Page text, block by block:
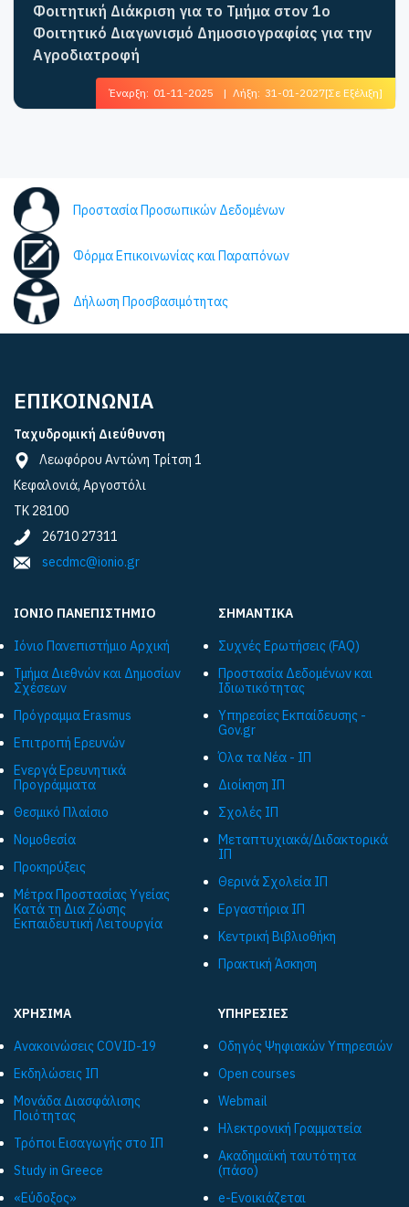
Φοιτητική Διάκριση για το Τμήμα στον 1ο
Φοιτητικό Διαγωνισμό Δημοσιογραφίας για την
Αγροδιατροφή
Έναρξη: 01-11-2025 | Λήξη: 31-01-2027[Σε Εξέλιξη]
Προστασία Προσωπικών Δεδομένων
Φόρμα Επικοινωνίας και Παραπόνων
Δήλωση Προσβασιμότητας
ΕΠΙΚΟΙΝΩΝΙΑ
Ταχυδρομική Διεύθυνση
Λεωφόρου Αντώνη Τρίτση 1
Κεφαλονιά, Αργοστόλι
ΤΚ 28100
26710 27311
secdmc@ionio.gr
ΙΟΝΙΟ ΠΑΝΕΠΙΣΤΗΜΙΟ
Ιόνιο Πανεπιστήμιο Αρχική
Τμήμα Διεθνών και Δημοσίων
Σχέσεων
Πρόγραμμα Εrasmus
Επιτροπή Ερευνών
Ενεργά Ερευνητικά
Προγράμματα
Θεσμικό Πλαίσιο
Νομοθεσία
Προκηρύξεις
Μέτρα Προστασίας Υγείας
Κατά τη Δια Ζώσης
Εκπαιδευτική Λειτουργία
ΣΗΜΑΝΤΙΚΑ
Συχνές Ερωτήσεις (FAQ)
Προστασία Δεδομένων και
Ιδιωτικότητας
Υπηρεσίες Εκπαίδευσης -
Gov.gr
Όλα τα Νέα - ΙΠ
Διοίκηση ΙΠ
Σχολές ΙΠ
Μεταπτυχιακά/Διδακτορικά
ΙΠ
Θερινά Σχολεία ΙΠ
Εργαστήρια ΙΠ
Κεντρική Βιβλιοθήκη
Πρακτική Άσκηση
ΧΡΗΣΙΜΑ
Ανακοινώσεις COVID-19
Εκδηλώσεις ΙΠ
Μονάδα Διασφάλισης
Ποιότητας
Τρόποι Εισαγωγής στο ΙΠ
Study in Greece
«Εύδοξος»
ΥΠΗΡΕΣΙΕΣ
Οδηγός Ψηφιακών Υπηρεσιών
Open courses
Webmail
Ηλεκτρονική Γραμματεία
Ακαδημαϊκή ταυτότητα
(πάσο)
e-Ενοικιάζεται